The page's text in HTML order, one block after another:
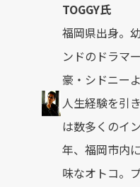
TOGGY氏
福岡県出身。
ンドのドラマ
豪・シドニー
人生経験を引
は数多くのイ
年、福岡市内
味なオトコ。